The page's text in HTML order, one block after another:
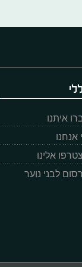
איתנו
אנחנו
אלינו
לבני נוער